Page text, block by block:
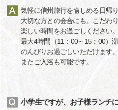
気軽に信州旅行を愉しめる日帰
大切な方との会合にも。こだわ
楽しい時間をお過ごしください。
最大4時間（11：00～15：00）
のんびりお過ごしいただけます。
またご入浴も可能です。
小学生ですが、お子様ランチ